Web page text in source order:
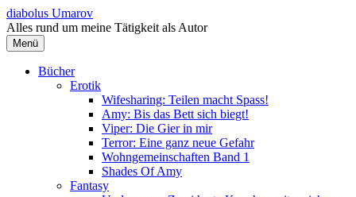
Springe
zum
Inhalt
diabolus Umarov
Alles rund um meine Tätigkeit als Autor
Menü
Bücher
Erotik
Wifesharing: Teilen macht Spass!
Amy: Bis das Bett sich biegt!
Viper: Die Gier in mir
Terror: Eine ganz neue Gefahr
Wohngemeinschaften Band 1
Shades Of Amy
Fantasy